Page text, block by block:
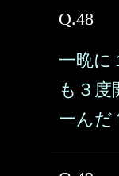
Q.48
一晩に
も３度
ーんだ